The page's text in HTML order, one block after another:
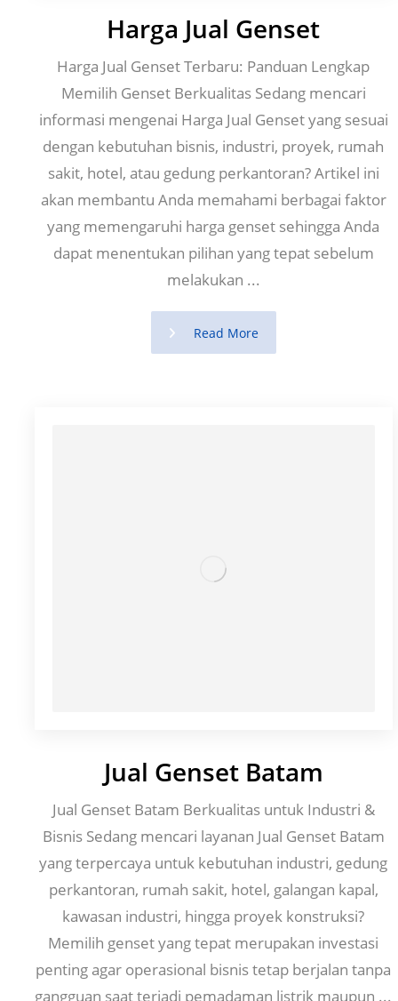
Harga Jual Genset
Harga Jual Genset Terbaru: Panduan Lengkap
Memilih Genset Berkualitas Sedang mencari
informasi mengenai Harga Jual Genset yang sesuai
dengan kebutuhan bisnis, industri, proyek, rumah
sakit, hotel, atau gedung perkantoran? Artikel ini
akan membantu Anda memahami berbagai faktor
yang memengaruhi harga genset sehingga Anda
dapat menentukan pilihan yang tepat sebelum
melakukan ...
Read More
Jual Genset Batam
Jual Genset Batam Berkualitas untuk Industri &
Bisnis Sedang mencari layanan Jual Genset Batam
yang terpercaya untuk kebutuhan industri, gedung
perkantoran, rumah sakit, hotel, galangan kapal,
kawasan industri, hingga proyek konstruksi?
Memilih genset yang tepat merupakan investasi
penting agar operasional bisnis tetap berjalan tanpa
gangguan saat terjadi pemadaman listrik maupun ...